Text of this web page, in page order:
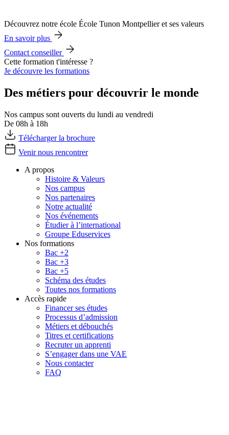
Découvrez notre école École Tunon Montpellier et ses valeurs
En savoir plus
Contact conseiller
Cette formation t'intéresse ?
Je découvre les formations
Des métiers pour découvrir le monde
Nos campus sont ouverts du lundi au vendredi
De 08h à 18h
Télécharger la brochure
Venir nous rencontrer
A propos
Histoire & Valeurs
Nos campus
Nos partenaires
Notre actualité
Nos événements
Étudier à l’international
Groupe Eduservices
Nos formations
Bac +2
Bac +3
Bac +5
Schéma des études
Toutes nos formations
Accès rapide
Financer ses études
Processus d’admission
Métiers et débouchés
Titres et certifications
Recruter un apprenti
S’engager dans une VAE
Nous contacter
FAQ